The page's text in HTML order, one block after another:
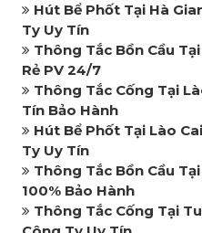
Hút Bể Phốt Tại Hà
Ty Uy Tín
Thông Tắc Bồn Cầu
Rẻ PV 24/7
Thông Tắc Cống Tại
Tín Bảo Hành
Hút Bể Phốt Tại Lào
Ty Uy Tín
Thông Tắc Bồn Cầu
100% Bảo Hành
Thông Tắc Cống Tại